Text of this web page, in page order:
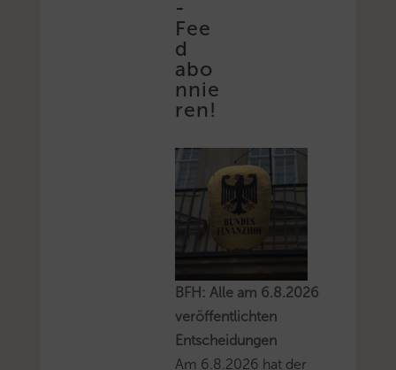
-
Fee
d
abo
nnie
ren!
BFH: Alle am 6.8.2026
veröffentlichten
Entscheidungen
Am 6.8.2026 hat der